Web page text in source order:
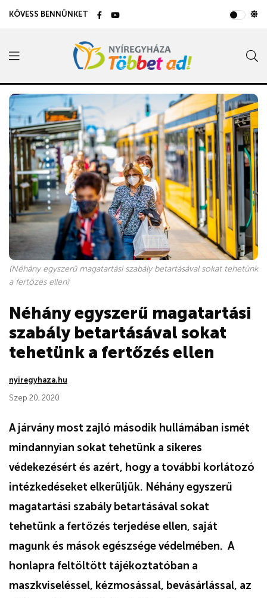
KÖVESS BENNÜNKET
(Néhány egyszerű magatartási szabály betartásával sokat tehetünk
a fertőzés ellen)
Néhány egyszerű magatartási
szabály betartásával sokat
tehetünk a fertőzés ellen
nyiregyhaza.hu
Szep 20, 2020
A járvány most zajló második hullámában ismét
mindannyian sokat tehetünk a sikeres
védekezésért és azért, hogy a további korlátozó
intézkedéseket elkerüljük. Néhány egyszerű
magatartási szabály betartásával sokat
tehetünk a fertőzés terjedése ellen, saját
magunk és mások egészsége védelmében. A
honlapra feltöltött tájékoztatóban a
maszkviseléssel, kézmosással, bevásárlással, az